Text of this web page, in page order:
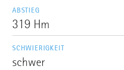
ABSTIEG
319 Hm
SCHWIERIGKEIT
schwer